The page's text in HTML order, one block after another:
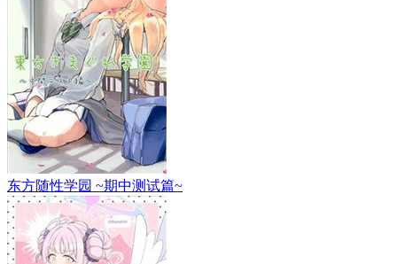
东方随性学园 ~期中测试篇~